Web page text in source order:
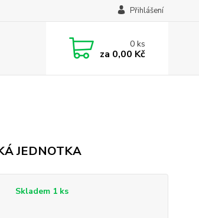
Přihlášení
0ks
za 0,00 Kč
JEDNOTKA
Skladem 1 ks